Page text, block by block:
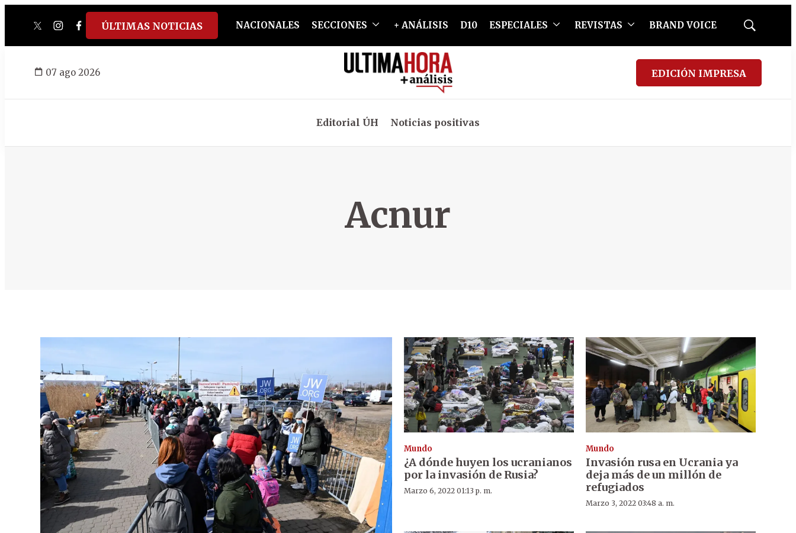
twitterinstagram
facebook
tiktokyoutube
spotify
ÚLTIMAS NOTICIAS NACIONALES SECCIONES + ANÁLISIS D10 ESPECIALES REVISTAS BRAND VOICE
Mostrar
07 ago 2026 EDICIÓN IMPRESA
Editorial ÚH Noticias positivas
Acnur
Mundo
¿A dónde huyen los ucranianos
por la invasión de Rusia?
Marzo 6, 2022 01:13 p. m.
Mundo
Invasión rusa en Ucrania ya
deja más de un millón de
refugiados
Marzo 3, 2022 03:48 a. m.